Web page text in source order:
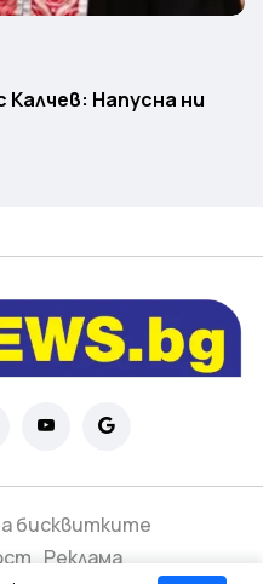
Напусна ни
бисквитките
Реклама